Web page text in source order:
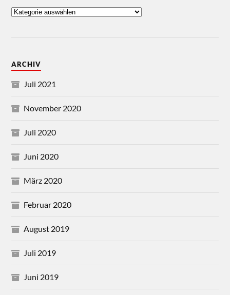
ARCHIV
Juli 2021
November 2020
Juli 2020
Juni 2020
März 2020
Februar 2020
August 2019
Juli 2019
Juni 2019